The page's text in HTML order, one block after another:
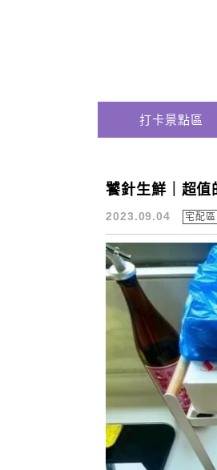
跟著瑪姬瘋
Main Menu
打卡景點區
宅配區
饕針生鮮｜超值
2023.09.04 宅配區